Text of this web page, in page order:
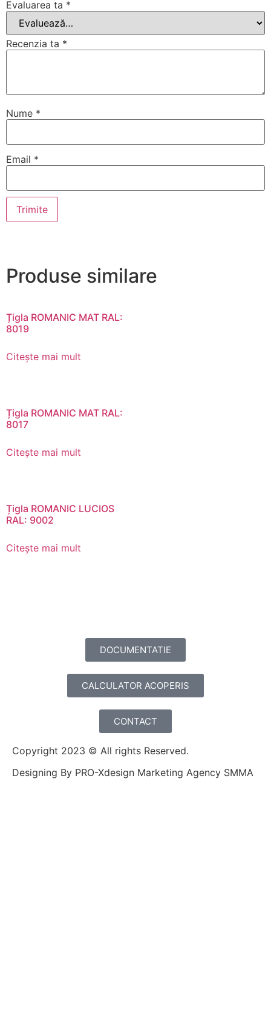
Evaluarea ta *
Recenzia ta *
Nume *
Email *
Produse similare
Țigla ROMANIC MAT RAL:
8019
Citește mai mult
Țigla ROMANIC MAT RAL:
8017
Citește mai mult
Țigla ROMANIC LUCIOS
RAL: 9002
Citește mai mult
DOCUMENTATIE
CALCULATOR ACOPERIS
CONTACT
Copyright 2023 © All rights Reserved.
Designing By PRO-Xdesign Marketing Agency SMMA